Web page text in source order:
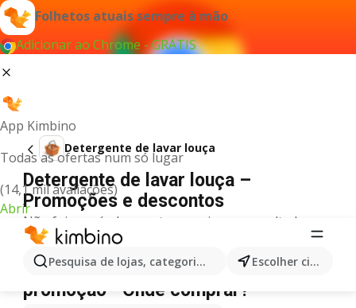
Folhetos atuais sempre à mão
Adicionar ao Chrome - GRÁTIS
App Kimbino
Todas as ofertas num só lugar
(14,1 mil avaliações)
Abrir
Pesquisa de lojas, categorias,produtos... Escolher cidade
Detergente de lavar louça
Detergente de lavar louça –
Promoções e descontos
Não foi possível encontrar quaisquer resultados
para este termo.
Detergente de lavar louça em
promoção - Onde comprar?